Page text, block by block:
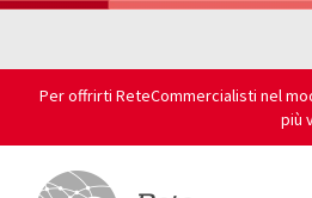
Per offrirti ReteCommercialisti nel
più